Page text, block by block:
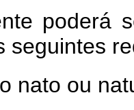
poderá
seguintes
nato ou